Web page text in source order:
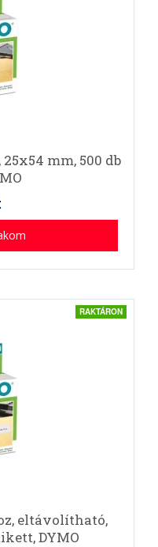
mm, 500 db
RAKTÁRON
eltávolítható,
DYMO